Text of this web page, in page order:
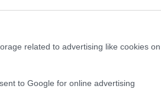
related to advertising like cookies on
to Google for online advertising